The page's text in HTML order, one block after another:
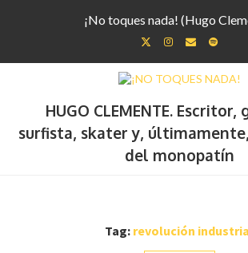
¡No toques nada! (Hugo
HUGO CLEMENTE.
surfista, skater y,
del monopatín
Tag: revolución